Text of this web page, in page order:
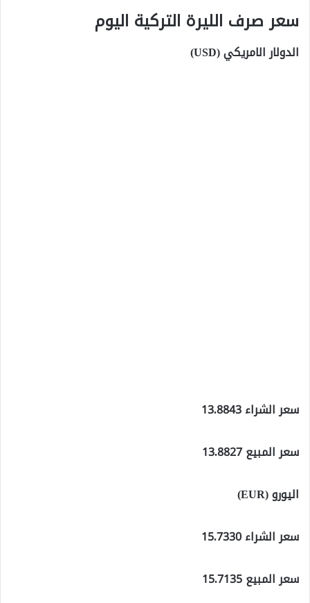
سعر صرف الليرة التركية اليوم
الدولار الامريكي (USD)
سعر الشراء 13.8843
سعر المبيع 13.8827
اليورو (EUR)
سعر الشراء 15.7330
سعر المبيع 15.7135